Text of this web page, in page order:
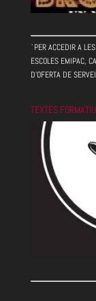
`PER ACCEDIR A
ESCOLES EMIPAC,
D'OFERTA DE
TEXTES